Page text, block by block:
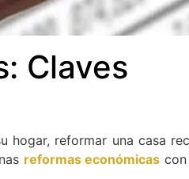
Claves
hogar, reformar una casa
reformas económicas